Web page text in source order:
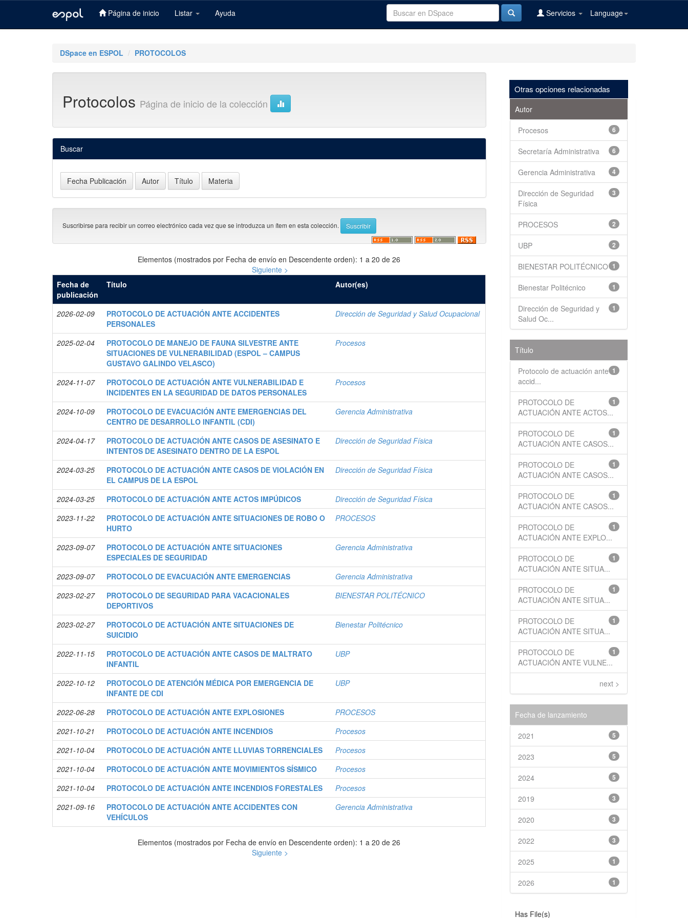
Página de inicio Listar Ayuda Language
Servicios
DSpace en ESPOL PROTOCOLOS
Protocolos Página de inicio de la colección
Buscar
Suscribirse para recibir un correo electrónico cada vez que se introduzca un ítem en esta colección.
Elementos (mostrados por Fecha de envío en Descendente orden): 1 a 20 de 26
Siguiente >
Fecha de
publicación
Título Autor(es)
2026-02-09
PROTOCOLO DE ACTUACIÓN ANTE ACCIDENTES
PERSONALES
Dirección de Seguridad y Salud Ocupacional
2025-02-04
PROTOCOLO DE MANEJO DE FAUNA SILVESTRE ANTE
SITUACIONES DE VULNERABILIDAD (ESPOL – CAMPUS
GUSTAVO GALINDO VELASCO)
Procesos
2024-11-07
PROTOCOLO DE ACTUACIÓN ANTE VULNERABILIDAD E
INCIDENTES EN LA SEGURIDAD DE DATOS PERSONALES
Procesos
2024-10-09
PROTOCOLO DE EVACUACIÓN ANTE EMERGENCIAS DEL
CENTRO DE DESARROLLO INFANTIL (CDI)
Gerencia Administrativa
2024-04-17
PROTOCOLO DE ACTUACIÓN ANTE CASOS DE ASESINATO E
INTENTOS DE ASESINATO DENTRO DE LA ESPOL
Dirección de Seguridad Física
2024-03-25
PROTOCOLO DE ACTUACIÓN ANTE CASOS DE VIOLACIÓN EN
EL CAMPUS DE LA ESPOL
Dirección de Seguridad Física
2024-03-25 PROTOCOLO DE ACTUACIÓN ANTE ACTOS IMPÚDICOS
Dirección de Seguridad Física
2023-11-22
PROTOCOLO DE ACTUACIÓN ANTE SITUACIONES DE ROBO O
HURTO
PROCESOS
2023-09-07
PROTOCOLO DE ACTUACIÓN ANTE SITUACIONES
ESPECIALES DE SEGURIDAD
Gerencia Administrativa
2023-09-07 PROTOCOLO DE EVACUACIÓN ANTE EMERGENCIAS
Gerencia Administrativa
2023-02-27
PROTOCOLO DE SEGURIDAD PARA VACACIONALES
DEPORTIVOS
BIENESTAR POLITÉCNICO
2023-02-27
PROTOCOLO DE ACTUACIÓN ANTE SITUACIONES DE
SUICIDIO
Bienestar Politécnico
2022-11-15
PROTOCOLO DE ACTUACIÓN ANTE CASOS DE MALTRATO
INFANTIL
UBP
2022-10-12
PROTOCOLO DE ATENCIÓN MÉDICA POR EMERGENCIA DE
INFANTE DE CDI
UBP
2022-06-28 PROTOCOLO DE ACTUACIÓN ANTE EXPLOSIONES
PROCESOS
2021-10-21
PROTOCOLO DE ACTUACIÓN ANTE INCENDIOS
Procesos
2021-10-04
PROTOCOLO DE ACTUACIÓN ANTE LLUVIAS TORRENCIALES
Procesos
2021-10-04
PROTOCOLO DE ACTUACIÓN ANTE MOVIMIENTOS SÍSMICO
Procesos
2021-10-04
PROTOCOLO DE ACTUACIÓN ANTE INCENDIOS FORESTALES
Procesos
2021-09-16
PROTOCOLO DE ACTUACIÓN ANTE ACCIDENTES CON
VEHÍCULOS
Gerencia Administrativa
Elementos (mostrados por Fecha de envío en Descendente orden): 1 a 20 de 26
Siguiente >
Otras opciones relacionadas
Autor
6
Procesos
6
Secretaría Administrativa
4
Gerencia Administrativa
3
Dirección de Seguridad
Física
2
PROCESOS
2
UBP
1
BIENESTAR POLITÉCNICO
1
Bienestar Politécnico
1
Dirección de Seguridad y
Salud Oc...
Título
1
Protocolo de actuación ante
accid...
1
PROTOCOLO DE
ACTUACIÓN ANTE ACTOS...
1
PROTOCOLO DE
ACTUACIÓN ANTE CASOS...
1
PROTOCOLO DE
ACTUACIÓN ANTE CASOS...
1
PROTOCOLO DE
ACTUACIÓN ANTE CASOS...
1
PROTOCOLO DE
ACTUACIÓN ANTE EXPLO...
1
PROTOCOLO DE
ACTUACIÓN ANTE SITUA...
1
PROTOCOLO DE
ACTUACIÓN ANTE SITUA...
1
PROTOCOLO DE
ACTUACIÓN ANTE SITUA...
1
PROTOCOLO DE
ACTUACIÓN ANTE VULNE...
next >
Fecha de lanzamiento
5
2021
5
2023
5
2024
3
2019
3
2020
3
2022
1
2025
1
2026
Has File(s)